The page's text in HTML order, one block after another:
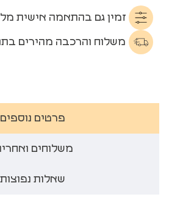
זמין גם בהתאמה אישית
משלוח והרכבה מהירים
פרטים נוספים
משלוחים
שאלות נפוצות